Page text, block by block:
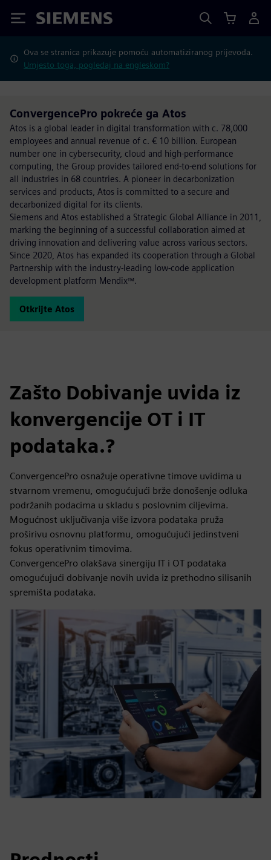
Siemens
Ova se stranica prikazuje pomoću automatiziranog prijevoda.
Umjesto toga, pogledaj na engleskom?
ConvergencePro pokreće ga Atos
Atos is a global leader in digital transformation with c. 78,000
employees and annual revenue of c. € 10 billion. European
number one in cybersecurity, cloud and high-performance
computing, the Group provides tailored end-to-end solutions for
all industries in 68 countries. A pioneer in decarbonization
services and products, Atos is committed to a secure and
decarbonized digital for its clients.
Siemens and Atos established a Strategic Global Alliance in 2011,
marking the beginning of a successful collaboration aimed at
driving innovation and delivering value across various sectors.
Since 2020, Atos has expanded its cooperation through a Global
Partnership with the industry-leading low-code application
development platform Mendix™.
Otkrijte Atos
Zašto Dobivanje uvida iz
konvergencije OT i IT
podataka.?
ConvergencePro osnažuje operativne timove uvidima u
stvarnom vremenu, omogućujući brže donošenje odluka
podržanih podacima u skladu s poslovnim ciljevima.
Mogućnost uključivanja više izvora podataka pruža
proširivu osnovnu platformu, omogućujući jedinstveni
fokus operativnim timovima.
ConvergencePro olakšava sinergiju IT i OT podataka
omogućujući dobivanje novih uvida iz prethodno silisanih
spremišta podataka.